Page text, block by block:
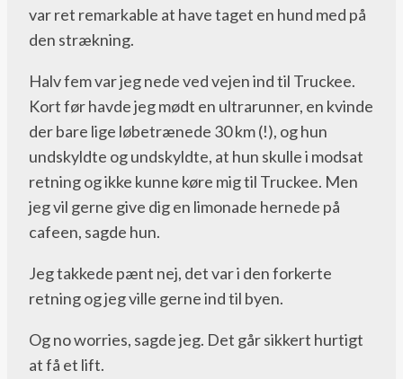
var ret remarkable at have taget en hund med på
den strækning.
Halv fem var jeg nede ved vejen ind til Truckee.
Kort før havde jeg mødt en ultrarunner, en kvinde
der bare lige løbetrænede 30 km (!), og hun
undskyldte og undskyldte, at hun skulle i modsat
retning og ikke kunne køre mig til Truckee. Men
jeg vil gerne give dig en limonade hernede på
cafeen, sagde hun.
Jeg takkede pænt nej, det var i den forkerte
retning og jeg ville gerne ind til byen.
Og no worries, sagde jeg. Det går sikkert hurtigt
at få et lift.